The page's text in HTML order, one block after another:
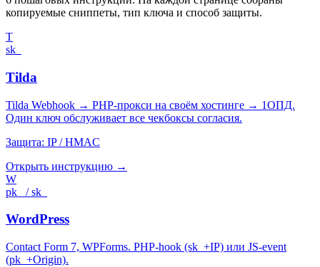
копируемые сниппеты, тип ключа и способ защиты.
T
sk_
Tilda
Tilda Webhook → PHP-прокси на своём хостинге → 1ОПД.
Один ключ обслуживает все чекбоксы согласия.
Защита: IP / HMAC
Открыть инструкцию →
W
pk_ / sk_
WordPress
Contact Form 7, WPForms. PHP-hook (sk_+IP) или JS-event
(pk_+Origin).